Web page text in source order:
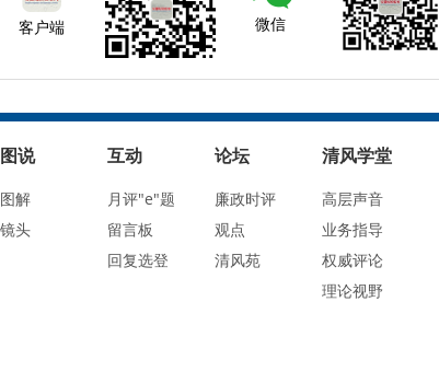
客户端 微信
图说
图解
镜头
互动
月评"e"题
留言板
回复选登
论坛
廉政时评
观点
清风苑
清风学堂
高层声音
业务指导
权威评论
理论视野